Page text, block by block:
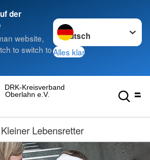
der
website,
to switch to
Sprache wechseln zu
Alles klar
Oberlahn e.V.
DRK-Kreisverband
Kleiner Lebensretter